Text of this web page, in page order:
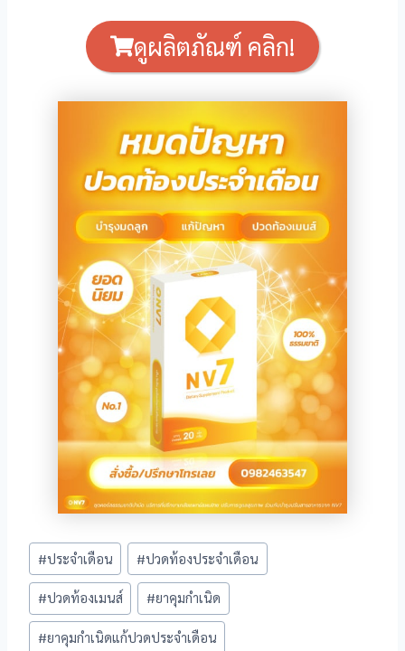
ดูผลิตภัณฑ์ คลิก!
Post
Tags:
#ประจำเดือน #ปวดท้องประจำเดือน
#ปวดท้องเมนส์ #ยาคุมกำเนิด
#ยาคุมกำเนิดแก้ปวดประจำเดือน